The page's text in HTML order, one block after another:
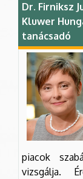
Dr. Firniksz
Kluwer
tanácsadó
piacok
vizsgálja.